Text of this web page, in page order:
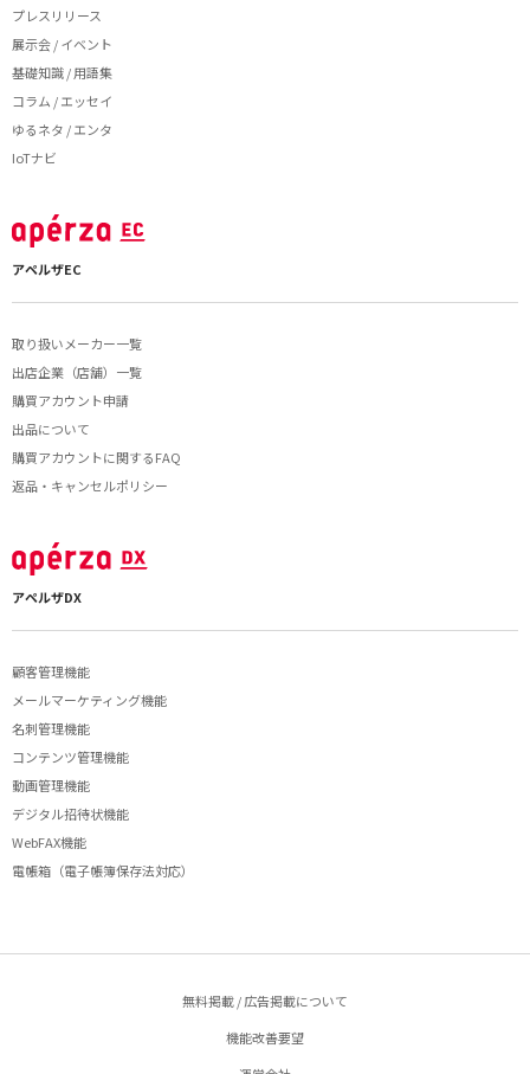
プレスリリース
展示会 / イベント
基礎知識 / 用語集
コラム / エッセイ
ゆるネタ / エンタ
IoTナビ
アペルザEC
取り扱いメーカー一覧
出店企業（店舗）一覧
購買アカウント申請
出品について
購買アカウントに関するFAQ
返品・キャンセルポリシー
アペルザDX
顧客管理機能
メールマーケティング機能
名刺管理機能
コンテンツ管理機能
動画管理機能
デジタル招待状機能
WebFAX機能
電帳箱（電子帳簿保存法対応）
無料掲載 / 広告掲載について
機能改善要望